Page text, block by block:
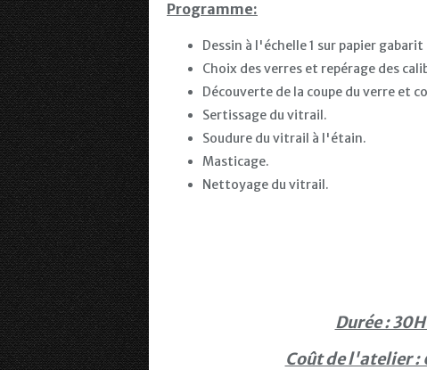
Programme:
Dessin à l'échelle 1 sur papier
Choix des verres et repérage des
Découverte de la coupe du verre et
Sertissage du vitrail.
Soudure du vitrail à l'étain.
Masticage.
Nettoyage du vitrail.
Durée :
Coût de l'atelier :